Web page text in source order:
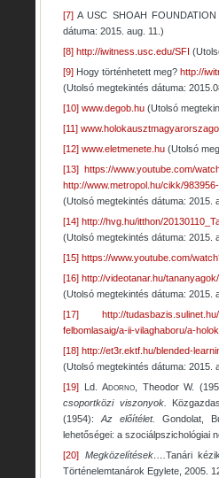
[7] A USC SHOAH
dátuma: 2015. aug. 11.)
[8] http://iwitness.usc.edu/SFI
[9] Hogy történhetett meg? http://
(Utolsó megtekintés dátuma:
[10] www.degob.hu (Utolsó
[11]
[12] www.eletmenete.hu (Utolsó
[13]
https://www.youtube.com/
http://www.metropol.hu/cikk/
(Utolsó megtekintés dátuma: 2015.
[14] http://hvg.hu/itthon/
(Utolsó megtekintés dátuma: 2015.
[15] https://www.youtube.com/
[16] http://videotanar.hu/
(Utolsó megtekintés dátuma: 2015.
[17]
http://
felbomlasaig/a-ii-vilaghaboru/a-
[18] http://et3r.ektf.hu/blended-
(Utolsó megtekintés dátuma: 2015.
[19] Ld.Adorno, Theodor W.
csoportközi viszonyok.
(1954):Az előítélet. Gondolat,
lehetőségei: a szociálpszichológiai
[20] Megközelítések….Tanári
Történelemtanárok Egylete, 2005.